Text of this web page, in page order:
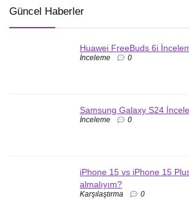
Güncel Haberler
Huawei FreeBuds 6i
İnceleme 0
Samsung Galaxy S24
İnceleme 0
iPhone 15 vs iPhone 15
almalıyım?
Karşılaştırma 0